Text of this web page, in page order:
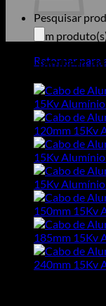
Sem
Retornar para
Pesquisar
Você também
15Kv
120mm 15Kv
15Kv
15Kv
150mm 15Kv
185mm 15Kv
240mm 15Kv